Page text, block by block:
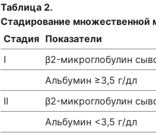
Таблица 2.
Стадирование множественной
Стадия Показатели
I
β2-микроглобулин
Альбумин ≥3,5 г/дл
II
β2-микроглобулин
Альбумин <3,5 г/дл